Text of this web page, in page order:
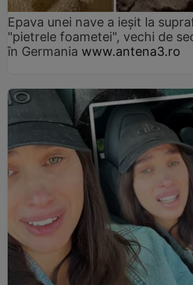
Epava unei nave a ieșit la
"pietrele foametei", vechi de
în Germania www.antena3.ro